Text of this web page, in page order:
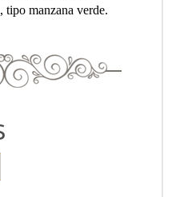
tipo manzana verde.